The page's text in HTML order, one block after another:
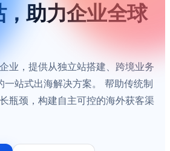
助力企业全球
业，提供从独立站搭建、跨境业务
一站式出海解决方案。 帮助传统制
瓶颈，构建自主可控的海外获客渠